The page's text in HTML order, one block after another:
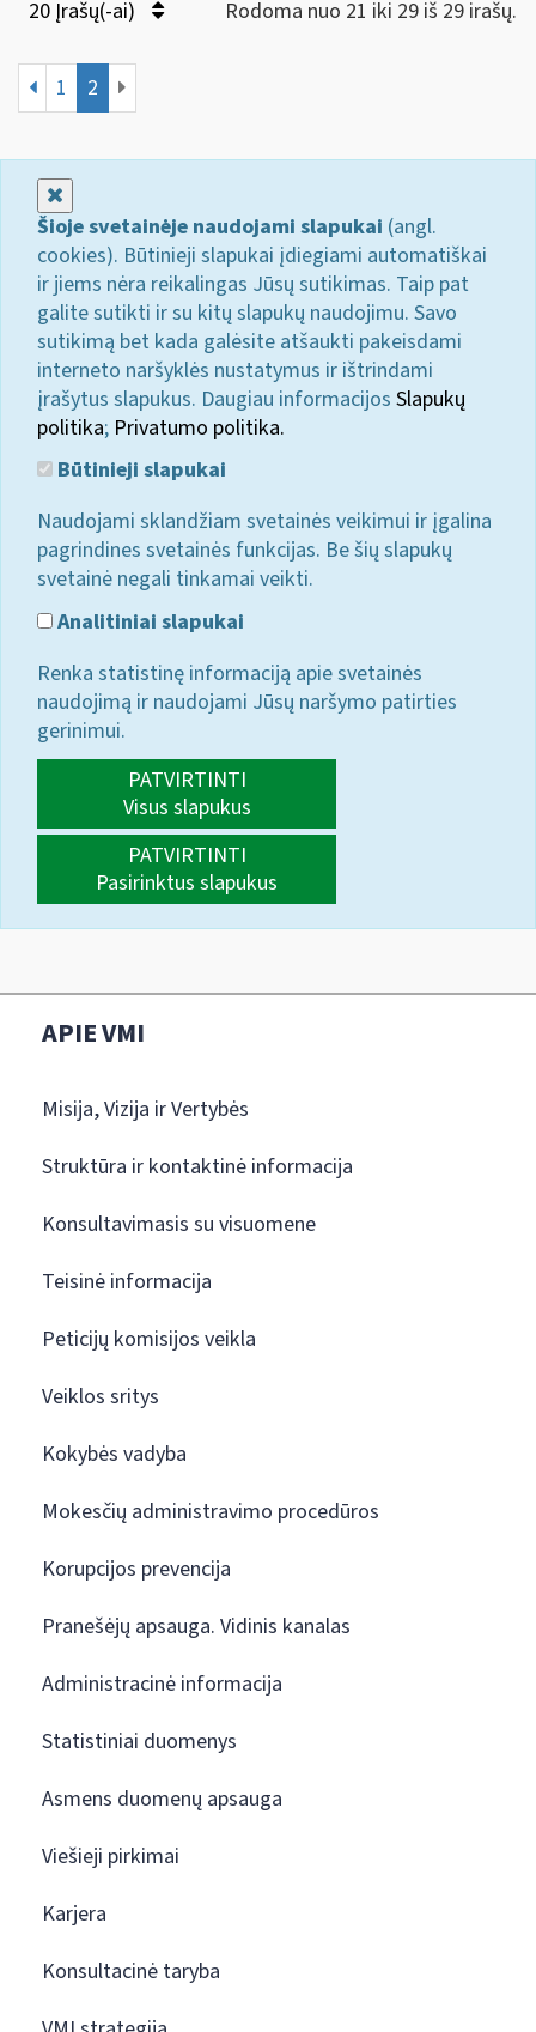
20 Įrašų(-ai) Rodoma nuo 21 iki 29 iš 29 irašų.
1 2
Šioje svetainėje naudojami slapukai (angl.
cookies). Būtinieji slapukai įdiegiami automatiškai
ir jiems nėra reikalingas Jūsų sutikimas. Taip pat
galite sutikti ir su kitų slapukų naudojimu. Savo
sutikimą bet kada galėsite atšaukti pakeisdami
interneto naršyklės nustatymus ir ištrindami
įrašytus slapukus. Daugiau informacijos Slapukų
politika; Privatumo politika.
Būtinieji slapukai
Naudojami sklandžiam svetainės veikimui ir įgalina
pagrindines svetainės funkcijas. Be šių slapukų
svetainė negali tinkamai veikti.
Analitiniai slapukai
Renka statistinę informaciją apie svetainės
naudojimą ir naudojami Jūsų naršymo patirties
gerinimui.
PATVIRTINTI
Visus slapukus
PATVIRTINTI
Pasirinktus slapukus
APIE VMI
Misija, Vizija ir Vertybės
Struktūra ir kontaktinė informacija
Konsultavimasis su visuomene
Teisinė informacija
Peticijų komisijos veikla
Veiklos sritys
Kokybės vadyba
Mokesčių administravimo procedūros
Korupcijos prevencija
Pranešėjų apsauga. Vidinis kanalas
Administracinė informacija
Statistiniai duomenys
Asmens duomenų apsauga
Viešieji pirkimai
Karjera
Konsultacinė taryba